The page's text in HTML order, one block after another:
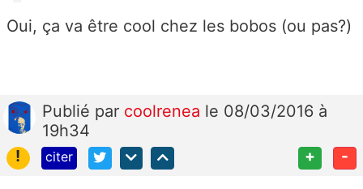
Oui, ça va être cool chez les bobos (ou pas?)
Publié par coolrenea le 08/03/2016 à
19h34
!
citer + -